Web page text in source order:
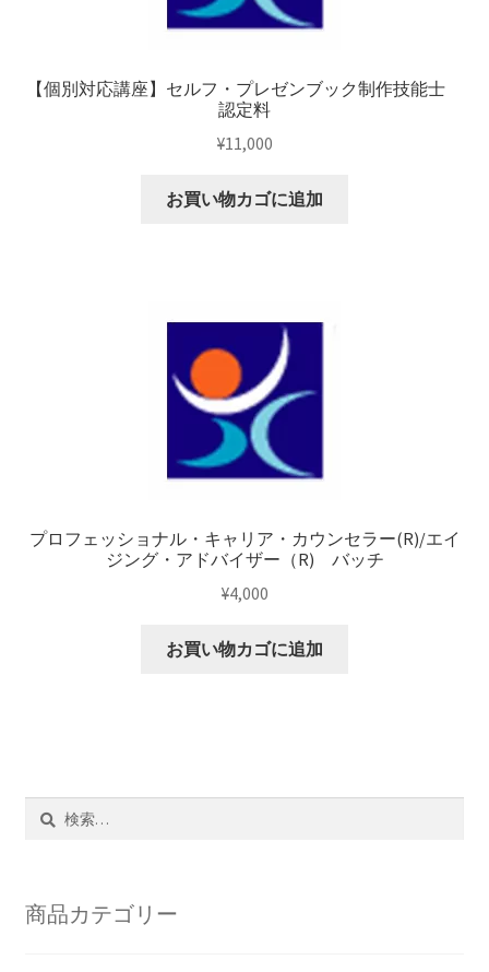
【個別対応講座】セルフ・プレゼンブック制作技能士
認定料
¥11,000
お買い物カゴに追加
プロフェッショナル・キャリア・カウンセラー(R)/エイ
ジング・アドバイザー（R) バッチ
¥4,000
お買い物カゴに追加
商品カテゴリー